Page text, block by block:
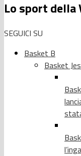
Lo sport della
SEGUICI SU
Basket B
Basket